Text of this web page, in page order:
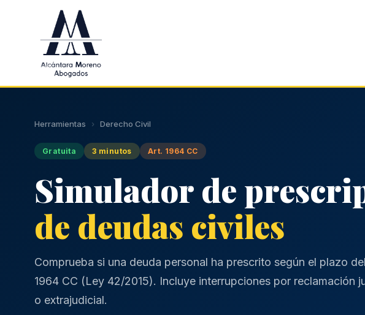
Herramientas › Derecho Civil
Gratuita 3 minutos Art. 1964 CC
Simulador de
de deudas civiles
Comprueba si una deuda personal ha prescrito según el plazo
1964 CC (Ley 42/2015). Incluye interrupciones por reclamación
o extrajudicial.